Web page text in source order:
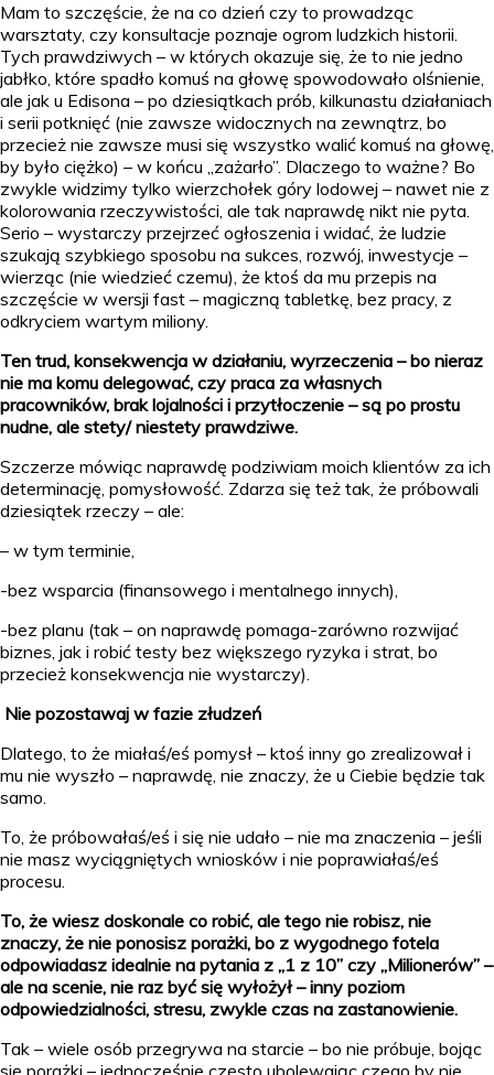
Mam to szczęście, że na co dzień czy to prowadząc
warsztaty, czy konsultacje poznaje ogrom ludzkich historii.
Tych prawdziwych – w których okazuje się, że to nie jedno
jabłko, które spadło komuś na głowę spowodowało olśnienie,
ale jak u Edisona – po dziesiątkach prób, kilkunastu działaniach
i serii potknięć (nie zawsze widocznych na zewnątrz, bo
przecież nie zawsze musi się wszystko walić komuś na głowę,
by było ciężko) – w końcu „zażarło”. Dlaczego to ważne? Bo
zwykle widzimy tylko wierzchołek góry lodowej – nawet nie z
kolorowania rzeczywistości, ale tak naprawdę nikt nie pyta.
Serio – wystarczy przejrzeć ogłoszenia i widać, że ludzie
szukają szybkiego sposobu na sukces, rozwój, inwestycje –
wierząc (nie wiedzieć czemu), że ktoś da mu przepis na
szczęście w wersji fast – magiczną tabletkę, bez pracy, z
odkryciem wartym miliony.
Ten trud, konsekwencja w działaniu, wyrzeczenia – bo nieraz
nie ma komu delegować, czy praca za własnych
pracowników, brak lojalności i przytłoczenie – są po prostu
nudne, ale stety/ niestety prawdziwe.
Szczerze mówiąc naprawdę podziwiam moich klientów za ich
determinację, pomysłowość. Zdarza się też tak, że próbowali
dziesiątek rzeczy – ale:
– w tym terminie,
-bez wsparcia (finansowego i mentalnego innych),
-bez planu (tak – on naprawdę pomaga-zarówno rozwijać
biznes, jak i robić testy bez większego ryzyka i strat, bo
przecież konsekwencja nie wystarczy).
Nie pozostawaj w fazie złudzeń
Dlatego, to że miałaś/eś pomysł – ktoś inny go zrealizował i
mu nie wyszło – naprawdę, nie znaczy, że u Ciebie będzie tak
samo.
To, że próbowałaś/eś i się nie udało – nie ma znaczenia – jeśli
nie masz wyciągniętych wniosków i nie poprawiałaś/eś
procesu.
To, że wiesz doskonale co robić, ale tego nie robisz, nie
znaczy, że nie ponosisz porażki, bo z wygodnego fotela
odpowiadasz idealnie na pytania z „1 z 10” czy „Milionerów” –
ale na scenie, nie raz być się wyłożył – inny poziom
odpowiedzialności, stresu, zwykle czas na zastanowienie.
Tak – wiele osób przegrywa na starcie – bo nie próbuje, bojąc